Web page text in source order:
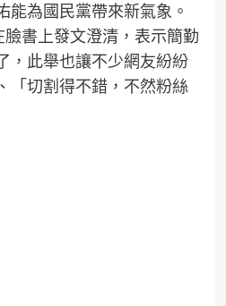
能為國民黨帶來新氣象。
書上發文澄清，表示簡勤
，此舉也讓不少網友紛紛
「切割得不錯，不然粉絲